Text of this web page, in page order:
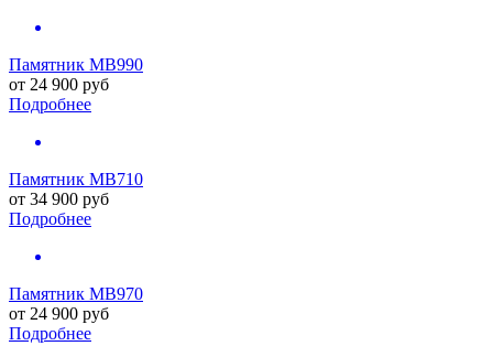
Памятник MB990
от 24 900 руб
Подробнее
Памятник MB710
от 34 900 руб
Подробнее
Памятник MB970
от 24 900 руб
Подробнее